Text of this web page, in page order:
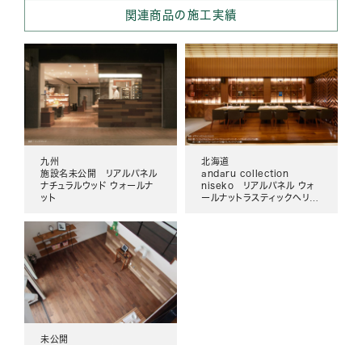
関連商品の施工実績
九州
施設名未公開 リアルパネル
ナチュラルウッド ウォールナ
ット
北海道
andaru collection
niseko リアルパネル ウォ
ールナットラスティックヘリン
未公開